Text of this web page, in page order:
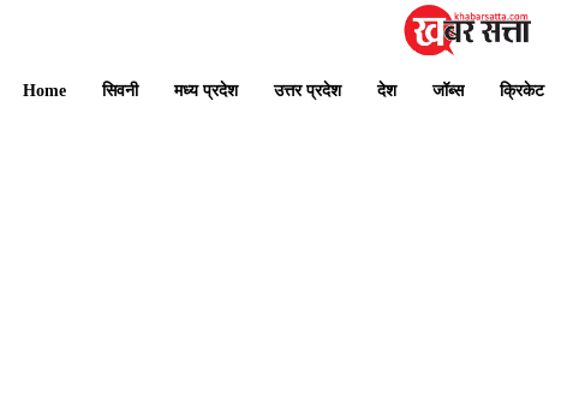
Home सिवनी मध्य प्रदेश उत्तर प्रदेश देश जॉब्स क्रिकेट